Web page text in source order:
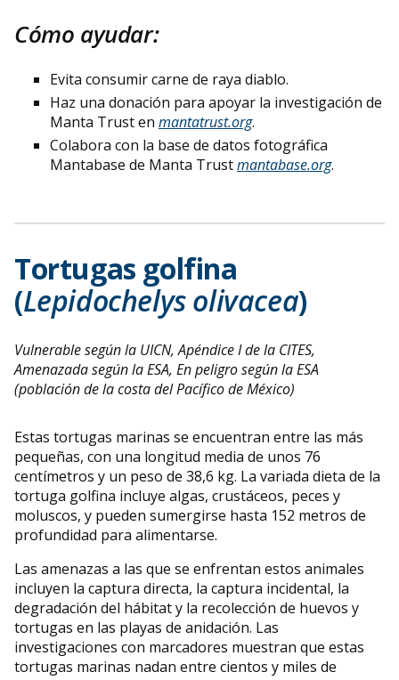
Cómo ayudar:
Evita consumir carne de raya diablo.
Haz una donación para apoyar la investigación de
Manta Trust en mantatrust.org.
Colabora con la base de datos fotográfica
Mantabase de Manta Trustmantabase.org.
Tortugas golfina
(Lepidochelys olivacea)
Vulnerable según la UICN, Apéndice I de la CITES,
Amenazada según la ESA, En peligro según la ESA
(población de la costa del Pacífico de México)
Estas tortugas marinas se encuentran entre las más
pequeñas, con una longitud media de unos 76
centímetros y un peso de 38,6 kg. La variada dieta de la
tortuga golfina incluye algas, crustáceos, peces y
moluscos, y pueden sumergirse hasta 152 metros de
profundidad para alimentarse.
Las amenazas a las que se enfrentan estos animales
incluyen la captura directa, la captura incidental, la
degradación del hábitat y la recolección de huevos y
tortugas en las playas de anidación. Las
investigaciones con marcadores muestran que estas
tortugas marinas nadan entre cientos y miles de